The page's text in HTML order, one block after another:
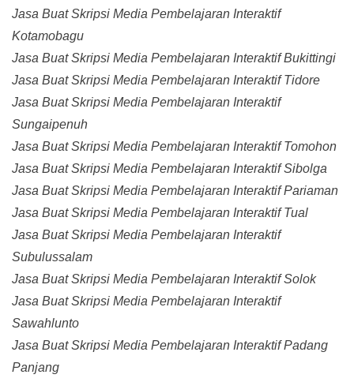
Jasa Buat Skripsi Media Pembelajaran Interaktif
Kotamobagu
Jasa Buat Skripsi Media Pembelajaran Interaktif Bukittingi
Jasa Buat Skripsi Media Pembelajaran Interaktif Tidore
Jasa Buat Skripsi Media Pembelajaran Interaktif
Sungaipenuh
Jasa Buat Skripsi Media Pembelajaran Interaktif Tomohon
Jasa Buat Skripsi Media Pembelajaran Interaktif Sibolga
Jasa Buat Skripsi Media Pembelajaran Interaktif Pariaman
Jasa Buat Skripsi Media Pembelajaran Interaktif Tual
Jasa Buat Skripsi Media Pembelajaran Interaktif
Subulussalam
Jasa Buat Skripsi Media Pembelajaran Interaktif Solok
Jasa Buat Skripsi Media Pembelajaran Interaktif
Sawahlunto
Jasa Buat Skripsi Media Pembelajaran Interaktif Padang
Panjang